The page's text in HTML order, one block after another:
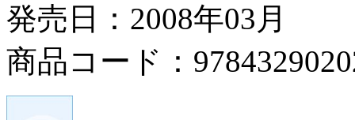
発売日：2008年03月
商品コード：